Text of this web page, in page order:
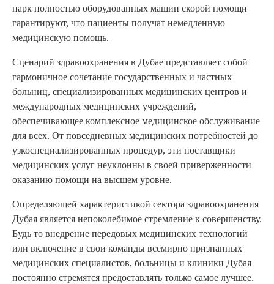
парк полностью оборудованных машин скорой помощи
гарантируют, что пациенты получат немедленную
медицинскую помощь.
Сценарий здравоохранения в Дубае представляет собой
гармоничное сочетание государственных и частных
больниц, специализированных медицинских центров и
международных медицинских учреждений,
обеспечивающее комплексное медицинское обслуживание
для всех. От повседневных медицинских потребностей до
узкоспециализированных процедур, эти поставщики
медицинских услуг неуклонны в своей приверженности
оказанию помощи на высшем уровне.
Определяющей характеристикой сектора здравоохранения
Дубая является непоколебимое стремление к совершенству.
Будь то внедрение передовых медицинских технологий
или включение в свои команды всемирно признанных
медицинских специалистов, больницы и клиники Дубая
постоянно стремятся предоставлять только самое лучшее.